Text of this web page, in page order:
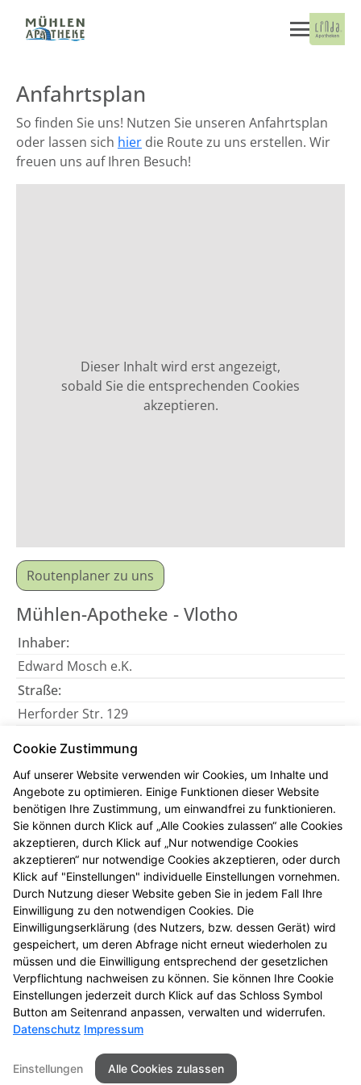
Anfahrtsplan
So finden Sie uns! Nutzen Sie unseren Anfahrtsplan
oder lassen sich hier die Route zu uns erstellen. Wir
freuen uns auf Ihren Besuch!
Dieser Inhalt wird erst angezeigt,
sobald Sie die entsprechenden Cookies
akzeptieren.
Routenplaner zu uns
Mühlen-Apotheke - Vlotho
Inhaber:
Edward Mosch e.K.
Straße:
Herforder Str. 129
Telefon:
05733 3766
Fax:
+49 (5733) 3954
E-Mail:
info@muehlen-apotheke-vlotho.de
Öffnungszeiten
Mo - Fr: 08:00-13:00 und 15:00-18:30
Sa: 08:30-13:00
Seitenübersicht Kontakt
Impressum
Datenschutz
Barrierefreiheit
Cookie Zustimmung
Auf unserer Website verwenden wir Cookies, um Inhalte und
Angebote zu optimieren. Einige Funktionen dieser Website
benötigen Ihre Zustimmung, um einwandfrei zu funktionieren.
Sie können durch Klick auf „Alle Cookies zulassen“ alle Cookies
akzeptieren, durch Klick auf „Nur notwendige Cookies
akzeptieren“ nur notwendige Cookies akzeptieren, oder durch
Klick auf "Einstellungen" individuelle Einstellungen vornehmen.
Durch Nutzung dieser Website geben Sie in jedem Fall Ihre
Einwilligung zu den notwendigen Cookies. Die
Einwilligungserklärung (des Nutzers, bzw. dessen Gerät) wird
gespeichert, um deren Abfrage nicht erneut wiederholen zu
müssen und die Einwilligung entsprechend der gesetzlichen
Verpflichtung nachweisen zu können. Sie können Ihre Cookie
Einstellungen jederzeit durch Klick auf das Schloss Symbol
Button am Seitenrand anpassen, verwalten und widerrufen.
Datenschutz Impressum
Einstellungen Alle Cookies zulassen